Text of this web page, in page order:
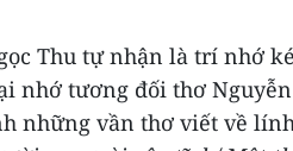
Thu tự nhận là trí nhớ
nhớ tương đối thơ
những vần thơ viết về